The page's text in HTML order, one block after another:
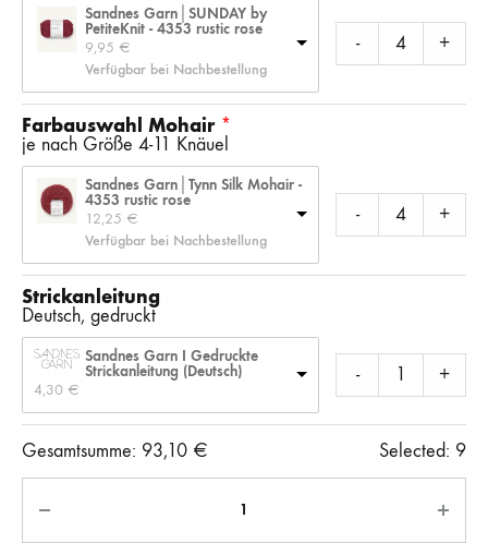
Sandnes Garn│SUNDAY by
PetiteKnit - 4353 rustic rose
9,95 €
Verfügbar bei Nachbestellung
- +
Farbauswahl Mohair
je nach Größe 4-11 Knäuel
Sandnes Garn│Tynn Silk Mohair -
4353 rustic rose
12,25 €
Verfügbar bei Nachbestellung
- +
Strickanleitung
Deutsch, gedruckt
Sandnes Garn I Gedruckte
Strickanleitung (Deutsch)
4,30 €
- +
Gesamtsumme: 93,10 € Selected: 9
Anzahl